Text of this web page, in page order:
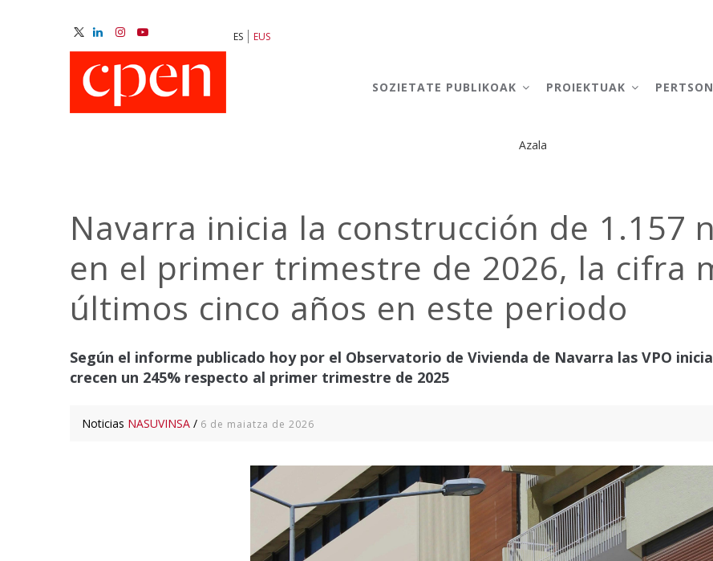
ES EUS
NAVIGATION
SOZIETATE PUBLIKOAK PROIEKTUAK
Azala
Navarra inicia la construcción de 1.157
en el primer trimestre de 2026, la cifra
últimos cinco años en este periodo
Según el informe publicado hoy por el Observatorio de Vivienda de Navarra las VPO
crecen un 245% respecto al primer trimestre de 2025
Noticias NASUVINSA / 6 de maiatza de 2026